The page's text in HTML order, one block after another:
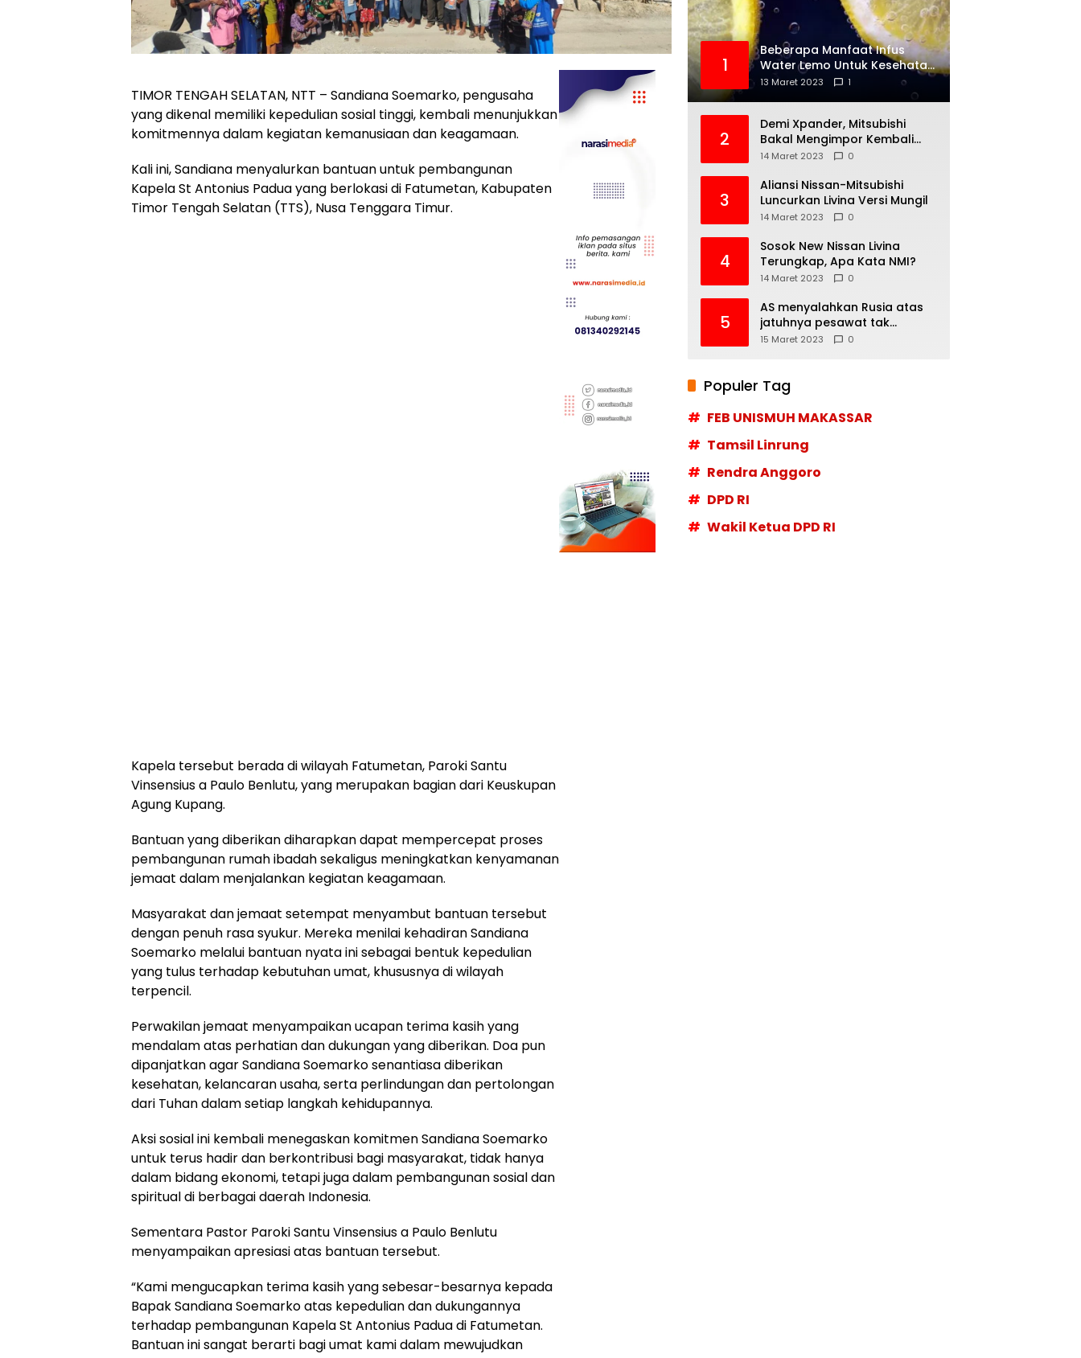
TIMOR TENGAH SELATAN, NTT – Sandiana Soemarko, pengusaha
yang dikenal memiliki kepedulian sosial tinggi, kembali menunjukkan
komitmennya dalam kegiatan kemanusiaan dan keagamaan.
Kali ini, Sandiana menyalurkan bantuan untuk pembangunan
Kapela St Antonius Padua yang berlokasi di Fatumetan, Kabupaten
Timor Tengah Selatan (TTS), Nusa Tenggara Timur.
Kapela tersebut berada di wilayah Fatumetan, Paroki Santu
Vinsensius a Paulo Benlutu, yang merupakan bagian dari Keuskupan
Agung Kupang.
Bantuan yang diberikan diharapkan dapat mempercepat proses
pembangunan rumah ibadah sekaligus meningkatkan kenyamanan
jemaat dalam menjalankan kegiatan keagamaan.
Masyarakat dan jemaat setempat menyambut bantuan tersebut
dengan penuh rasa syukur. Mereka menilai kehadiran Sandiana
Soemarko melalui bantuan nyata ini sebagai bentuk kepedulian
yang tulus terhadap kebutuhan umat, khususnya di wilayah
terpencil.
Perwakilan jemaat menyampaikan ucapan terima kasih yang
mendalam atas perhatian dan dukungan yang diberikan. Doa pun
dipanjatkan agar Sandiana Soemarko senantiasa diberikan
kesehatan, kelancaran usaha, serta perlindungan dan pertolongan
dari Tuhan dalam setiap langkah kehidupannya.
Aksi sosial ini kembali menegaskan komitmen Sandiana Soemarko
untuk terus hadir dan berkontribusi bagi masyarakat, tidak hanya
dalam bidang ekonomi, tetapi juga dalam pembangunan sosial dan
spiritual di berbagai daerah Indonesia.
Sementara Pastor Paroki Santu Vinsensius a Paulo Benlutu
menyampaikan apresiasi atas bantuan tersebut.
“Kami mengucapkan terima kasih yang sebesar-besarnya kepada
Bapak Sandiana Soemarko atas kepedulian dan dukungannya
terhadap pembangunan Kapela St Antonius Padua di Fatumetan.
Bantuan ini sangat berarti bagi umat kami dalam mewujudkan
1
Beberapa Manfaat Infus
Water Lemo Untuk Kesehatan
Anda
13 Maret 2023 1
2
Demi Xpander, Mitsubishi
Bakal Mengimpor Kembali
Pajero Sport
14 Maret 2023 0
3
Aliansi Nissan-Mitsubishi
Luncurkan Livina Versi Mungil
14 Maret 2023 0
4
Sosok New Nissan Livina
Terungkap, Apa Kata NMI?
14 Maret 2023 0
5
AS menyalahkan Rusia atas
jatuhnya pesawat tak
berawak di Laut Hitam,
15 Maret 2023 0
Populer Tag
FEB UNISMUH MAKASSAR
Tamsil Linrung
Rendra Anggoro
DPD RI
Wakil Ketua DPD RI